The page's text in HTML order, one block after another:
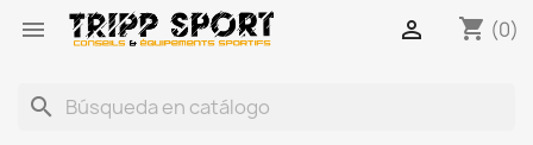
 shopping_cart (0)

search